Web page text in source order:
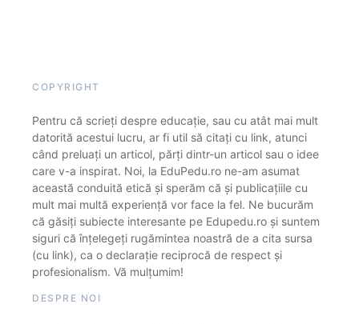
COPYRIGHT
Pentru că scrieți despre educație, sau cu atât mai mult
datorită acestui lucru, ar fi util să citați cu link, atunci
când preluați un articol, părți dintr-un articol sau o idee
care v-a inspirat. Noi, la EduPedu.ro ne-am asumat
această conduită etică și sperăm că și publicațiile cu
mult mai multă experiență vor face la fel. Ne bucurăm
că găsiți subiecte interesante pe Edupedu.ro și suntem
siguri că înțelegeți rugămintea noastră de a cita sursa
(cu link), ca o declarație reciprocă de respect și
profesionalism. Vă mulțumim!
DESPRE NOI